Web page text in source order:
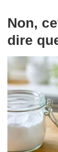
Non,
dire